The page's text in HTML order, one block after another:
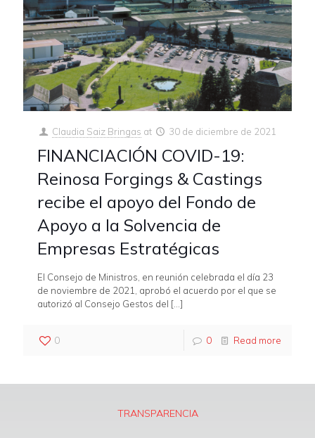
Claudia Saiz Bringas at 30 de diciembre de 2021
FINANCIACIÓN COVID-19:
Reinosa Forgings & Castings
recibe el apoyo del Fondo de
Apoyo a la Solvencia de
Empresas Estratégicas
El Consejo de Ministros, en reunión celebrada el día 23
de noviembre de 2021, aprobó el acuerdo por el que se
autorizó al Consejo Gestos del […]
0 0 Read more
TRANSPARENCIA